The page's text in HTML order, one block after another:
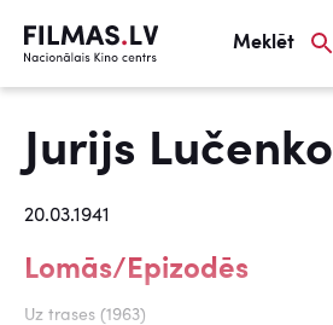
Meklēt
Jurijs Lučenko
20.03.1941
Lomās/Epizodēs
Uz trases (1963)